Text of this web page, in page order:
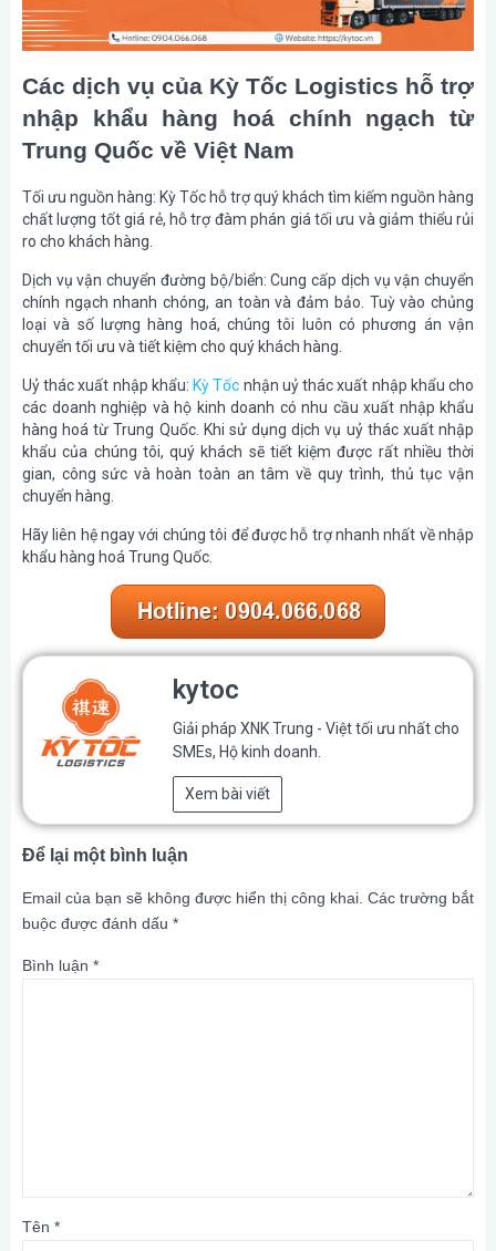
Các dịch vụ của Kỳ Tốc Logistics hỗ trợ
nhập khẩu hàng hoá chính ngạch từ
Trung Quốc về Việt Nam
Tối ưu nguồn hàng: Kỳ Tốc hỗ trợ quý khách tìm kiếm nguồn hàng
chất lượng tốt giá rẻ, hỗ trợ đàm phán giá tối ưu và giảm thiểu rủi
ro cho khách hàng.
Dịch vụ vận chuyển đường bộ/biển:Cung cấp dịch vụ vận chuyển
chính ngạch nhanh chóng, an toàn và đảm bảo. Tuỳ vào chủng
loại và số lượng hàng hoá, chúng tôi luôn có phương án vận
chuyển tối ưu và tiết kiệm cho quý khách hàng.
Uỷ thác xuất nhập khẩu: Kỳ Tốc nhận uỷ thác xuất nhập khẩu cho
các doanh nghiệp và hộ kinh doanh có nhu cầu xuất nhập khẩu
hàng hoá từ Trung Quốc. Khi sử dụng dịch vụ uỷ thác xuất nhập
khẩu của chúng tôi, quý khách sẽ tiết kiệm được rất nhiều thời
gian, công sức và hoàn toàn an tâm về quy trình, thủ tục vận
chuyển hàng.
Hãy liên hệ ngay với chúng tôi để được hỗ trợ nhanh nhất về nhập
khẩu hàng hoá Trung Quốc.
kytoc
Giải pháp XNK Trung - Việt tối ưu nhất cho
SMEs, Hộ kinh doanh.
Xem bài viết
Để lại một bình luận
Email của bạn sẽ không được hiển thị công khai. Các trường bắt
buộc được đánh dấu *
Bình luận *
Tên *